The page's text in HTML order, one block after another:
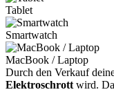
Tablet
Smartwatch
MacBook / Laptop
Durch den Verkauf
Elektroschrott wird.